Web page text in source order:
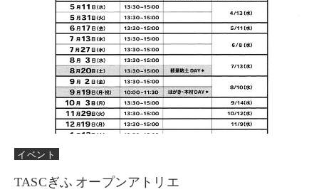
イベント
TASCぎふ オープンアトリエ